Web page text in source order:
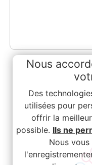
Nous
Des
utilisées pour
offrir la
possible. Ils ne
Nous